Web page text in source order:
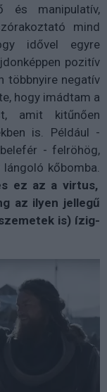
és manipulatív,
mind
idővel egyre
pozitív
többnyire negatív
hogy imádtam a
amit kitűnően
is. Például -
- felröhög,
kőbomba.
ez az a virtus,
az ilyen jellegű
is) ízig-